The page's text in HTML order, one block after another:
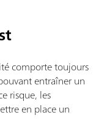
comporte toujours
entraîner un
risque, les
en place un